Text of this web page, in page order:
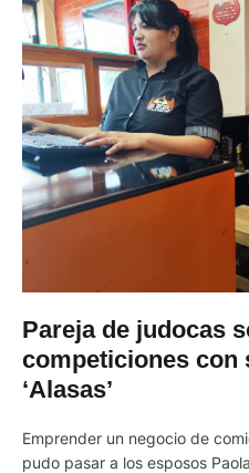
Pareja de judocas
competiciones con
‘Alasas’
Emprender un negocio de
pudo pasar a los esposos